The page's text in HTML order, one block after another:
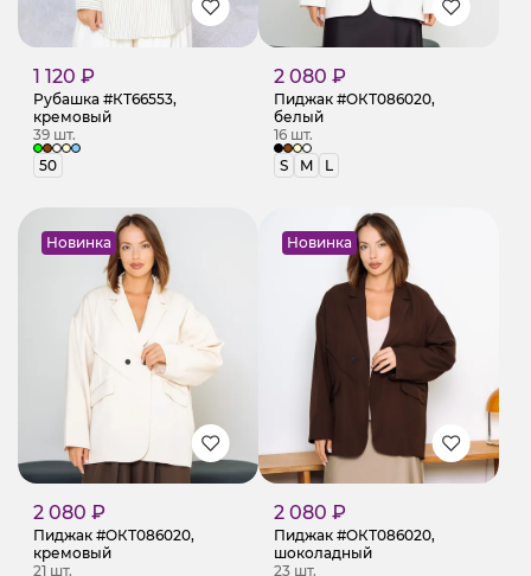
1 120 ₽
Рубашка #КТ66553,
кремовый
39 шт.
50
2 080 ₽
Пиджак #ОКТ086020,
белый
16 шт.
S
M L
Новинка
2 080 ₽
Пиджак #ОКТ086020,
кремовый
21 шт.
Новинка
2 080 ₽
Пиджак #ОКТ086020,
шоколадный
23 шт.